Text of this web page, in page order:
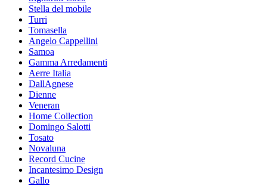
Stella del mobile
Turri
Tomasella
Angelo Cappellini
Samoa
Gamma Arredamenti
Aerre Italia
DallAgnese
Dienne
Veneran
Home Collection
Domingo Salotti
Tosato
Novaluna
Record Cucine
Incantesimo Design
Gallo